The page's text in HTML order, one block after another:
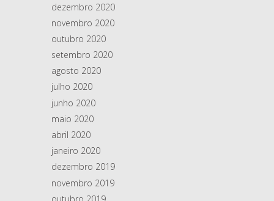
dezembro 2020
novembro 2020
outubro 2020
setembro 2020
agosto 2020
julho 2020
junho 2020
maio 2020
abril 2020
janeiro 2020
dezembro 2019
novembro 2019